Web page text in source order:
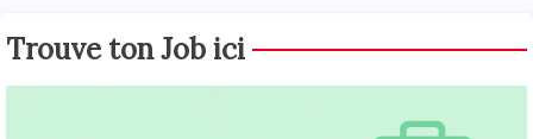
Trouve ton Job ici